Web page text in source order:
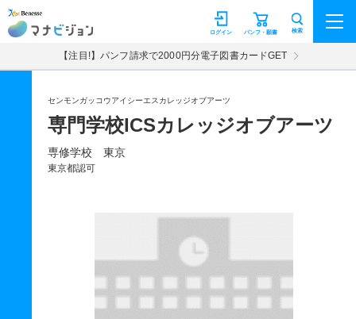
マナビジョン パンフ・願書
ログイン 検索
【注目!】パンフ請求で2000円分電子図書カードGET
センモンガッコウアイシーエスカレッジオブアーツ
専門学校ICSカレッジオブアーツ
専修学校 東京
東京都認可